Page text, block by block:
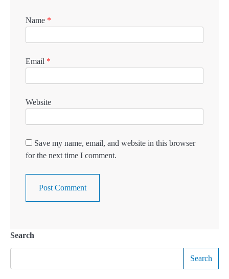
Name *
Email *
Website
Save my name, email, and website in this browser
for the next time I comment.
Search
Search